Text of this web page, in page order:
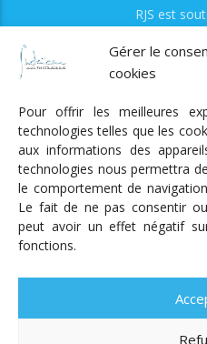
Gérer le
cookies
Pour offrir les meilleures
technologies telles que les
aux informations des
technologies nous permettra
le comportement de
Le fait de ne pas consentir
peut avoir un effet négatif
fonctions.
RJS est
Radio Judaica Strasbourg
Tous droits réservés
RADIO JUDAÏCA
PODCASTS
UN DON
ADHÉRER